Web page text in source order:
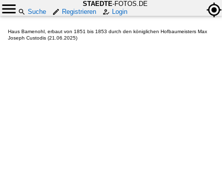
STAEDTE-FOTOS.DE
Suche
Registrieren Login
Haus Bamenohl, erbaut von 1851 bis 1853 durch den königlichen Hofbaumeisters Max
Joseph Custodis (21.06.2025)